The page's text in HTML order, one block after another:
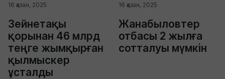
16 қазан, 2025
Зейнетақы
қорынан 46 млрд
теңге жымқырған
қылмыскер
ұсталды
16 қазан, 2025
Жанабыловтер
отбасы 2 жылға
сотталуы мүмкін